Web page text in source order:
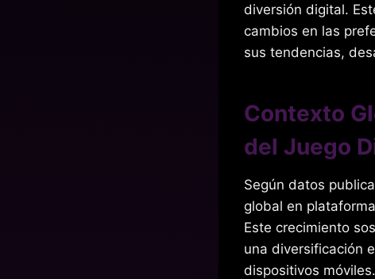
diversión digital.
cambios en las
sus tendencias,
Contexto
del Juego
Según datos
global en
Este crecimiento
una diversificación
dispositivos